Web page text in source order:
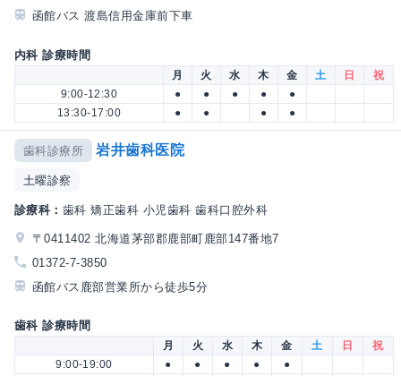
函館バス 渡島信用金庫前下車
内科 診療時間
月 火 水 木 金 土 日
祝
9:00-12:30
● ● ● ●
●
13:30-17:00
● ● ● ●
歯科診療所 岩井歯科医院
土曜診察
診療科： 歯科 矯正歯科 小児歯科 歯科口腔外科
〒0411402 北海道茅部郡鹿部町鹿部147番地7
01372-7-3850
函館バス鹿部営業所から徒歩5分
歯科 診療時間
月 火 水 木 金 土 日
祝
9:00-19:00
● ● ● ●
●